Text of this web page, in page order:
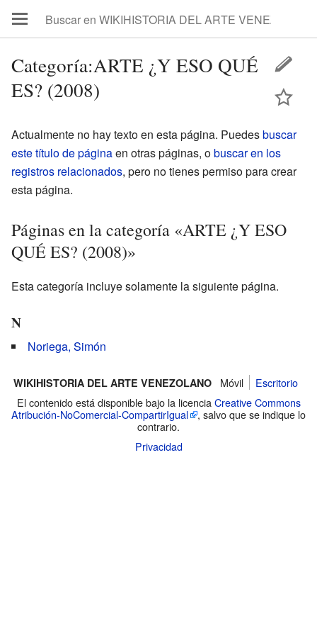
Categoría:ARTE ¿Y ESO QUÉ
ES? (2008)
Actualmente no hay texto en esta página. Puedesbuscar
este título de páginaen otras páginas, obuscar en los
registros relacionados, pero no tienes permiso para crear
esta página.
Páginas en la categoría «ARTE ¿Y ESO
QUÉ ES? (2008)»
Esta categoría incluye solamente la siguiente página.
N
Noriega, Simón
WIKIHISTORIA DEL ARTE VENEZOLANO Móvil
Escritorio
El contenido está disponible bajo la licencia Creative Commons
Atribución-NoComercial-CompartirIgual
, salvo que se indique lo
contrario.
Privacidad